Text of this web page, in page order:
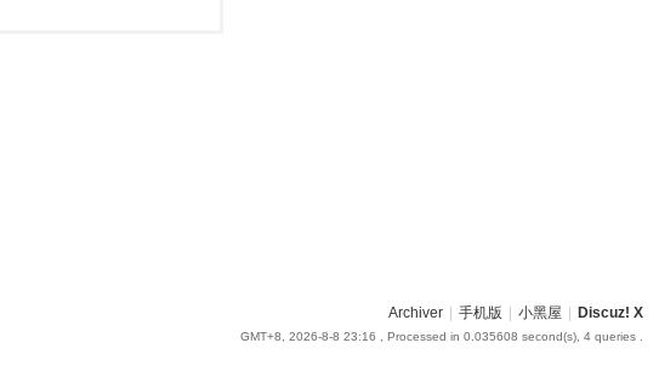
Archiver 手机版 小黑屋 Discuz! X
GMT+8, 2026-8-8 23:16 , Processed in 0.035608 second(s), 4 queries .